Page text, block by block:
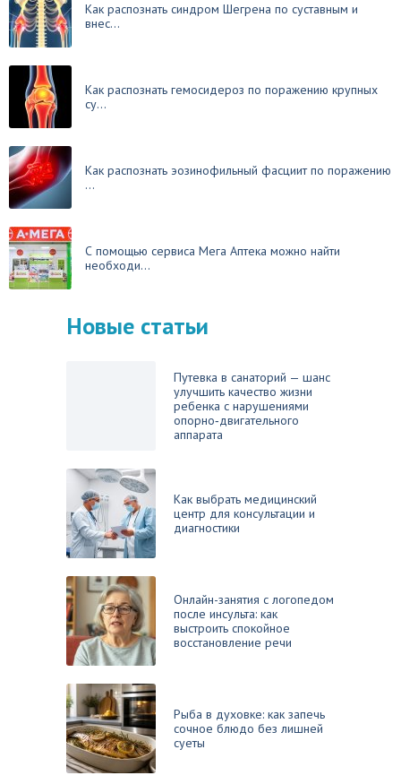
Как распознать синдром Шегрена по суставным и
внес...
Как распознать гемосидероз по поражению крупных
су...
Как распознать эозинофильный фасциит по поражению
...
С помощью сервиса Мега Аптека можно найти
необходи...
Новые статьи
Путевка в санаторий — шанс
улучшить качество жизни
ребенка с нарушениями
опорно‑двигательного
аппарата
Как выбрать медицинский
центр для консультации и
диагностики
Онлайн-занятия с логопедом
после инсульта: как
выстроить спокойное
восстановление речи
Рыба в духовке: как запечь
сочное блюдо без лишней
суеты